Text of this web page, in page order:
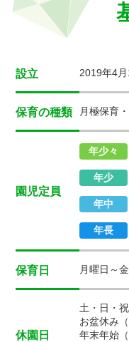
設立 2019年4月
保育の種類 月極保育
園児定員
年少々
年少
年中
年長
保育日 月曜日～
休園日
土・日・
お盆休み
年末年始